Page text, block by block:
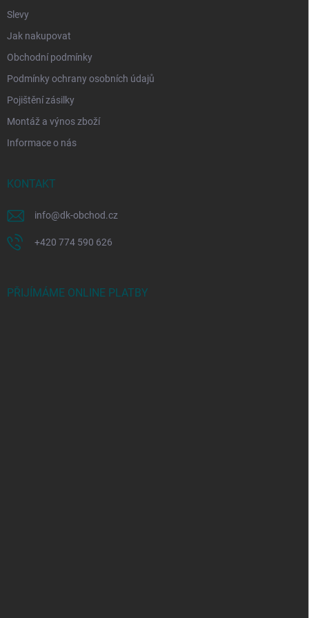
Slevy
Jak nakupovat
Obchodní podmínky
Podmínky ochrany osobních údajů
Pojištění zásilky
Montáž a výnos zboží
Informace o nás
KONTAKT
info@dk-obchod.cz
+420 774 590 626
PŘIJÍMÁME ONLINE PLATBY